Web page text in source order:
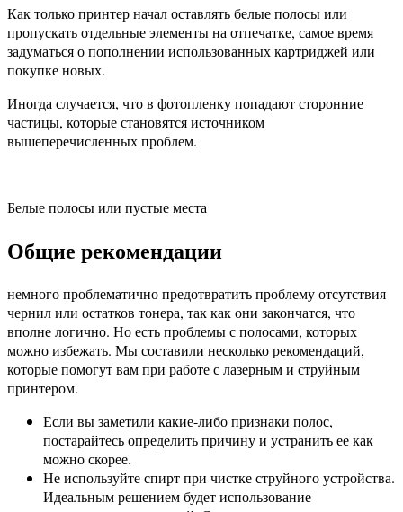
Как только принтер начал оставлять белые полосы или
пропускать отдельные элементы на отпечатке, самое время
задуматься о пополнении использованных картриджей или
покупке новых.
Иногда случается, что в фотопленку попадают сторонние
частицы, которые становятся источником
вышеперечисленных проблем.
Белые полосы или пустые места
Общие рекомендации
немного проблематично предотвратить проблему отсутствия
чернил или остатков тонера, так как они закончатся, что
вполне логично. Но есть проблемы с полосами, которых
можно избежать. Мы составили несколько рекомендаций,
которые помогут вам при работе с лазерным и струйным
принтером.
Если вы заметили какие-либо признаки полос,
постарайтесь определить причину и устранить ее как
можно скорее.
Не используйте спирт при чистке струйного устройства.
Идеальным решением будет использование